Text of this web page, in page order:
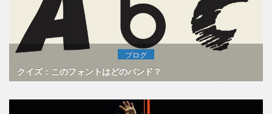
ブログ
クイズ：このフォントはどのバンド？